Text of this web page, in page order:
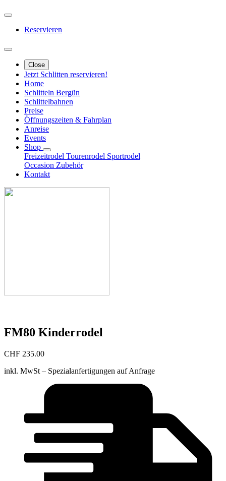
Reservieren
Close
Jetzt Schlitten reservieren!
Home
Schlitteln Bergün
Schlittelbahnen
Preise
Öffnungszeiten & Fahrplan
Anreise
Events
Shop
Freizeitrodel Tourenrodel Sportrodel
Occasion Zubehör
Kontakt
FM80 Kinderrodel
CHF 235.00
inkl. MwSt – Spezialanfertigungen auf Anfrage